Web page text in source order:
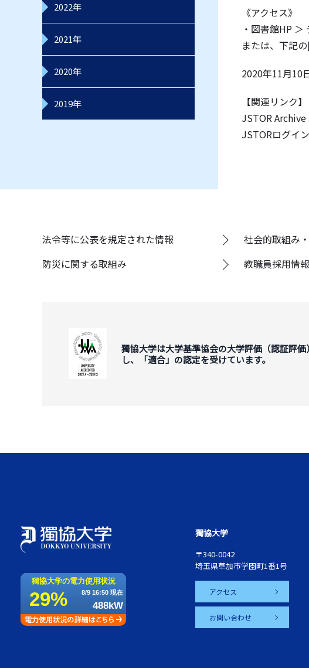
2022年
2021年
2020年
2019年
《アクセス》
・図書館HP
または、下記
2020年11月
【関連リンク】
JSTOR Archive
JSTORログイ
法令等に公表を規定された情報 社会的取組み
防災に関する取組み
教職員採用情報
獨協大学は大学基準協会の大学評価（認証評価
し、「適合」の認定を受けています。
獨協大学
〒340-0042
埼玉県草加市学園町1番1号
アクセス
お問い合わせ